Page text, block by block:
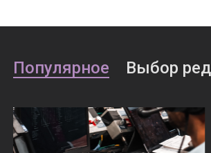
Популярное Выбор